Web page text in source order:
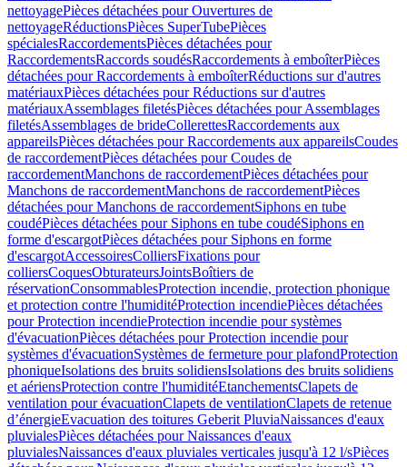
nettoyagePièces détachées pour Ouvertures de
nettoyageRéductionsPièces SuperTubePièces
spécialesRaccordementsPièces détachées pour
RaccordementsRaccords soudésRaccordements à emboîterPièces
détachées pour Raccordements à emboîterRéductions sur d'autres
matériauxPièces détachées pour Réductions sur d'autres
matériauxAssemblages filetésPièces détachées pour Assemblages
filetésAssemblages de brideCollerettesRaccordements aux
appareilsPièces détachées pour Raccordements aux appareilsCoudes
de raccordementPièces détachées pour Coudes de
raccordementManchons de raccordementPièces détachées pour
Manchons de raccordementManchons de raccordementPièces
détachées pour Manchons de raccordementSiphons en tube
coudéPièces détachées pour Siphons en tube coudéSiphons en
forme d'escargotPièces détachées pour Siphons en forme
d'escargotAccessoiresColliersFixations pour
colliersCoquesObturateursJointsBoîtiers de
réservationConsommablesProtection incendie, protection phonique
et protection contre l'humiditéProtection incendiePièces détachées
pour Protection incendieProtection incendie pour systèmes
d'évacuationPièces détachées pour Protection incendie pour
systèmes d'évacuationSystèmes de fermeture pour plafondProtection
phoniqueIsolations des bruits solidiensIsolations des bruits solidiens
et aériensProtection contre l'humiditéEtanchementsClapets de
ventilation pour évacuationClapets de ventilationClapets de retenue
d’énergieEvacuation des toitures Geberit PluviaNaissances d'eaux
pluvialesPièces détachées pour Naissances d'eaux
pluvialesNaissances d'eaux pluviales verticales jusqu'à 12 l/sPièces